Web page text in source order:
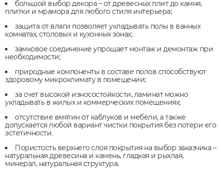
большой выбор декора – от древесных плит до камня,
плитки и мрамора для любого стиля интерьера;
защита от влаги позволяет укладывать полы в ванных
комнатах, столовых и кухонных зонах;
замковое соединение упрощает монтаж и демонтаж при
необходимости;
природные компоненты в составе полов способствуют
здоровому микроклимату в помещении;
за счет высокой износостойкости, ламинат можно
укладывать в жилых и коммерческих помещениях;
отсутствие вмятин от каблуков и мебели, а также
допускается любой вариант чистки покрытия без потери его
эстетичности.
Пористость верхнего слоя покрытия на выбор заказчика –
натуральная древесина и камень, гладкая и рыхлая,
минерал, натуральная структура.